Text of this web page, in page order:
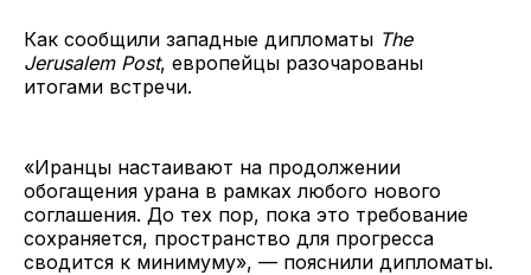
Как сообщили западные дипломаты The
Jerusalem Post, европейцы разочарованы
итогами встречи.
«Иранцы настаивают на продолжении
обогащения урана в рамках любого нового
соглашения. До тех пор, пока это требование
сохраняется, пространство для прогресса
сводится к минимуму», — пояснили дипломаты.